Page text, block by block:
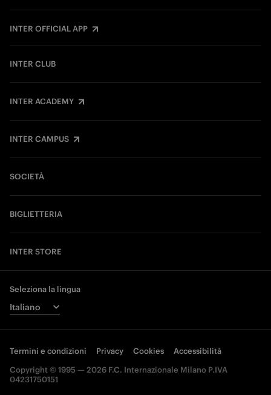
INTER OFFICIAL APP
INTER CLUB
INTER ACADEMY
INTER CAMPUS
SOCIETÀ
BIGLIETTERIA
INTER STORE
Seleziona la lingua
Termini e condizioni Privacy Cookies
Accessibilità
Copyright © 1995 — 2026 F.C. Internazionale Milano P.IVA
04231750151